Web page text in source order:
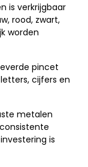
is verkrijgbaar
rood, zwart,
worden
pincet
cijfers en
metalen
is